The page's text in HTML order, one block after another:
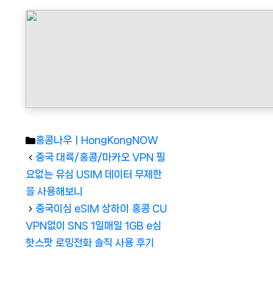
Categories
홍콩나우ㅣHongKongNOW
중국 대륙/홍콩/마카오 VPN 필
요없는 유심 USIM 데이터 무제한
을 사용해보니
중국이심 eSIM 상하이 홍콩 CU
VPN없이 SNS 1일매일 1GB e심
핫스팟 로밍전화 솔직 사용 후기